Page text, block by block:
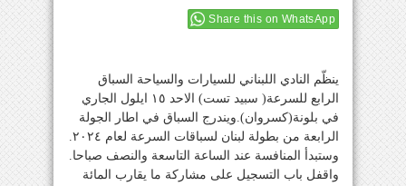
Share this on WhatsApp
ينظّم النادي اللبناني للسيارات والسياحة السباق
الرابع للسرعة( سبيد تست) الاحد ١٥ ايلول الجاري
في بلونة(كسروان).ويندرج السباق في اطار الجولة
الرابعة من بطولة لبنان لسباقات السرعة لعام ٢٠٢٤.
وستبدأ المنافسة عند الساعة التاسعة والنصف صباحا.
واقفل باب التسجيل على مشاركة ما يقارب المائة